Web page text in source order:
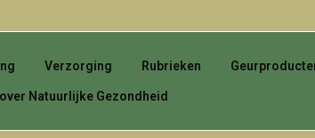
Verzorging Rubrieken
Natuurlijke Gezondheid